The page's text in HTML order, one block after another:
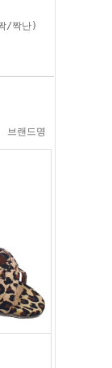
/짝난)
브랜드명